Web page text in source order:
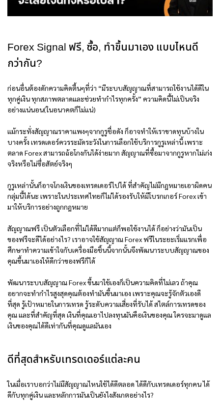
Forex Signal ฟรี, ซื้อ, ทำขึ้นมาเอง แบบไหนดี
กว่ากัน?
ก่อนอื่นต้องดักความคิดตื้นๆที่ว่า “มีระบบสัญญาณที่สามารถใช้งานได้ดีใน
ทุกคู่เงิน ทุกสภาพตลาดและช่วยทำกำไรทุกครั้ง” ความคิดนี้ไม่เป็นจริง
อย่างแน่นอน(ในอนาคตก็ไม่แน่)
แม้กระทั่งสัญญาณราคาแพงๆจากกูรูชื่อดัง ก็อาจทำให้เราขาดทุนบ้างใน
บางครั้ง เทรดเดอร์ควรระมัดระวังในการเลือกใช้บริการกูรูเหล่านี้ เพราะ
ตลาด Forex สามารถฉ้อโกงกันได้ง่ายมาก สัญญาณที่ซื้อมาจากกูรูหากไม่เก่ง
จริงหรือไม่ซื่อสัตย์จริงๆ
กูรูเหล่านั้นก็อาจโกงเงินของเทรดเดอร์ไปได้ ที่สำคัญไม่มีกฎหมายเอาผิดคน
กลุ่มนี้ได้นะ เพราะในประเทศไทยก็ไม่ได้รองรับให้มีโบรกเกอร์ Forex เข้า
มาให้บริการอย่างถูกกฎหมาย
สัญญาณฟรี เป็นตัวเลือกที่ไม่ได้ดีมากแต่ก็พอใช้งานได้ ก็อย่างว่ามันเป็น
ของฟรีจะดีได้อย่างไร? เราอาจใช้สัญญาณ Forex ฟรีในระยะเริ่มแรกเพื่อ
ศึกษาทำความเข้าใจกับเครื่องมือชิ้นนี้จากนั้นจึงพัฒนาระบบสัญญาณของ
คุณขึ้นมาเองให้ดีกว่าของฟรีก็ได้
พัฒนาระบบสัญญาณ Forex ขึ้นมาใช้เองก็เป็นความคิดที่ไม่เลว ถ้าคุณ
อยากจะทำกำไรสูงสุดคุณต้องทำมันขึ้นมาเอง เพราะคุณจะรู้จักตัวเองดี
ที่สุด รู้เป้าหมายในการเทรด รู้ระดับความเสี่ยงที่รับได้ สไตล์การเทรดของ
คุณ และที่สำคัญที่สุด เงินที่คุณเอาไปลงทุนมันคือเงินของคุณ ใครจะมาดูแล
เงินของคุณได้ดีเท่ากันที่คุณดูแลมันเอง
ดีที่สุดสำหรับเทรดเดอร์แต่ละคน
ในเมื่อเราบอกว่าไม่มีสัญญาณไหนใช้ได้ดีตลอด ได้ดีกับเทรดเดอร์ทุกคน ได้
ดีกับทุกคู่เงิน และหลักการมันเป็นยังไงสังเกตอย่างไร?